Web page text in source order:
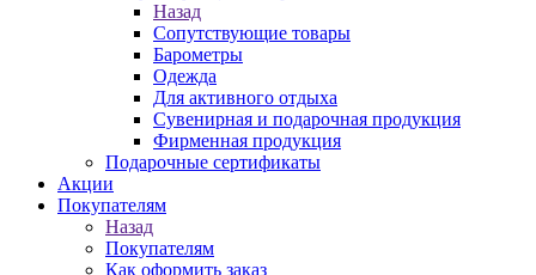
Назад
Сопутствующие товары
Барометры
Одежда
Для активного отдыха
Сувенирная и подарочная продукция
Фирменная продукция
Подарочные сертификаты
Акции
Покупателям
Назад
Покупателям
Как оформить заказ